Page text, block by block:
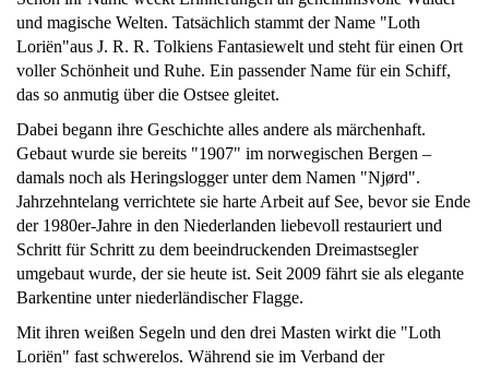
und magische Welten. Tatsächlich stammt der Name "Loth
Loriën"aus J. R. R. Tolkiens Fantasiewelt und steht für einen Ort
voller Schönheit und Ruhe. Ein passender Name für ein Schiff,
das so anmutig über die Ostsee gleitet.
Dabei begann ihre Geschichte alles andere als märchenhaft.
Gebaut wurde sie bereits "1907" im norwegischen Bergen –
damals noch als Heringslogger unter dem Namen "Njørd".
Jahrzehntelang verrichtete sie harte Arbeit auf See, bevor sie Ende
der 1980er-Jahre in den Niederlanden liebevoll restauriert und
Schritt für Schritt zu dem beeindruckenden Dreimastsegler
umgebaut wurde, der sie heute ist. Seit 2009 fährt sie als elegante
Barkentine unter niederländischer Flagge.
Mit ihren weißen Segeln und den drei Masten wirkt die "Loth
Loriën" fast schwerelos. Während sie im Verband der